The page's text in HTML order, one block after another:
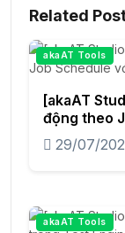
Related
akaAT Tools
[akaAT
động theo
29/07/
akaAT Tools